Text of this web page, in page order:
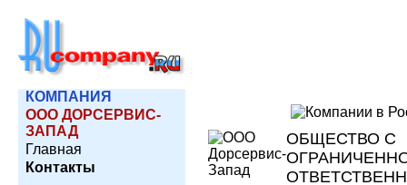
КОМПАНИЯ
ООО ДОРСЕРВИС-
ЗАПАД
Главная
Контакты
ОБЩЕСТВО С